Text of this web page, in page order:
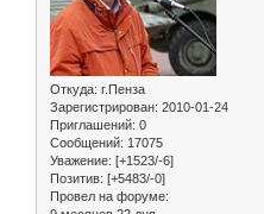
Откуда: г.Пенза
Зарегистрирован: 2010-01-24
Приглашений: 0
Сообщений: 17075
Уважение: [+1523/-6]
Позитив: [+5483/-0]
Провел на форуме: